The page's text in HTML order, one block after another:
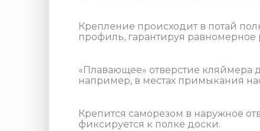
Крепление происходит в потай
профиль, гарантируя
«Плавающее» отверстие кляймера
например, в местах примыкания
Крепится саморезом в наружное
фиксируется к полке доски.